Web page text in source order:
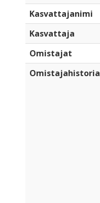
Kasvattajanimi
Kasvattaja
Omistajat
Omistajahistoria